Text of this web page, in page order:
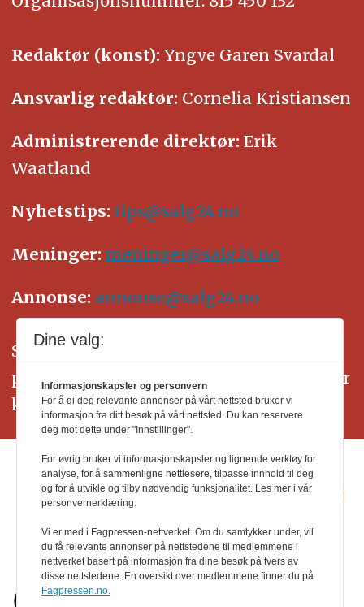
Redaktør (konst): Yngve Garen Svardal
Ansvarlig redaktør: Cornelia Kristiansen
Administrerende direktør: Erik
Waatland
Nyhetstips: tips@salg24.no
Meninger: meninger@salg24.no
Annonse: annonse@salg24.no
SALG24 arbeider etter Vær Varsom-
plakatens regler for god presseskikk. Her
kan du lese mer omPFUsarbeid.
Dine valg:
Informasjonskapsler og personvern
For å gi deg relevante annonser på vårt nettsted bruker vi
informasjon fra ditt besøk på vårt nettsted. Du kan reservere
deg mot dette under "Innstillinger".
For øvrig bruker vi informasjonskapsler og lignende verktøy for
analyse, for å sammenligne nettlesere, tilpasse innhold til deg
og for å utvikle og tilby nødvendig funksjonalitet. Les mer i vår
personvernerklæring.
Vi er med i Fagpressen-nettverket. Om du samtykker under, vil
du få relevante annonser på nettstedene til medlemmene i
nettverket basert på informasjon fra dine besøk på tvers av
disse nettstedene. En oversikt over medlemmene finner du på
Fagpressen.no.